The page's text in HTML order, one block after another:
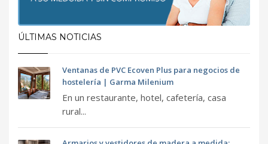
ÚLTIMAS NOTICIAS
Ventanas de PVC Ecoven Plus para negocios de
hostelería | Garma Milenium
En un restaurante, hotel, cafetería, casa
rural...